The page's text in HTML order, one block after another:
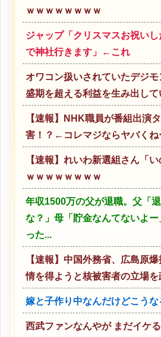
ｗｗｗｗｗｗｗｗ
ジャップ「クリスマスお祝い
で神社行きます」←これ
オワコン扱いされていたデジ
盛期を超える利益を生み出して
【速報】NHK職員が番組出演
害！？←コレマジならヤバくね
【速報】れいわ新選組さん「
ｗｗｗｗｗｗｗｗ
年収1500万の父が退職。父「
な？」母「貯金なんてないよ
った...
【速報】中国外務省、広島原
情を得ようと核被害者の立場
嫁と子作り中なんだけどこうな
西武ファンなんやが まだイケ